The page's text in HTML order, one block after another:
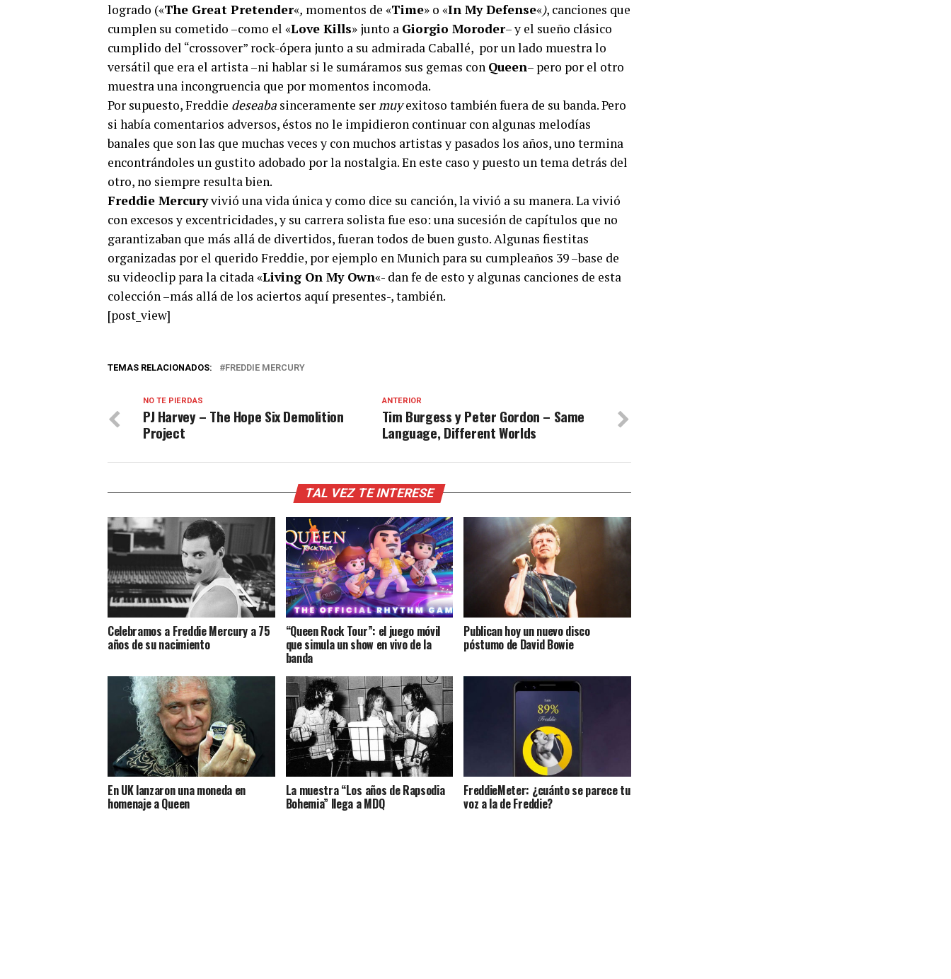
logrado («The Great Pretender«, momentos de «Time» o «In My Defense«), canciones que
cumplen su cometido –como el «Love Kills» junto a Giorgio Moroder– y el sueño clásico
cumplido del “crossover” rock-ópera junto a su admirada Caballé, por un lado muestra lo
versátil que era el artista –ni hablar si le sumáramos sus gemas con Queen– pero por el otro
muestra una incongruencia que por momentos incomoda.
Por supuesto, Freddie deseaba sinceramente sermuyexitoso también fuera de su banda. Pero
si había comentarios adversos, éstos no le impidieron continuar con algunas melodías
banales que son las que muchas veces y con muchos artistas y pasados los años, uno termina
encontrándoles un gustito adobado por la nostalgia. En este caso y puesto un tema detrás del
otro, no siempre resulta bien.
Freddie Mercuryvivió una vida única y como dice su canción, la vivió a su manera. La vivió
con excesos y excentricidades, y su carrera solista fue eso: una sucesión de capítulos que no
garantizaban que más allá de divertidos, fueran todos de buen gusto. Algunas fiestitas
organizadas por el querido Freddie, por ejemplo en Munich para su cumpleaños 39 –base de
su videoclip para la citada «Living On My Own«- dan fe de esto y algunas canciones de esta
colección –más allá de los aciertos aquí presentes-, también.
[post_view]
TEMAS RELACIONADOS: FREDDIE MERCURY
ANTERIOR
Tim Burgess y Peter Gordon – Same
Language, Different Worlds
NO TE PIERDAS
PJ Harvey – The Hope Six Demolition
Project
TAL VEZ TE INTERESE
Celebramos a Freddie Mercury a 75
años de su nacimiento
“Queen Rock Tour”: el juego móvil
que simula un show en vivo de la
banda
Publican hoy un nuevo disco
póstumo de David Bowie
En UK lanzaron una moneda en
homenaje a Queen
La muestra “Los años de Rapsodia
Bohemia” llega a MDQ
FreddieMeter: ¿cuánto se parece tu
voz a la de Freddie?